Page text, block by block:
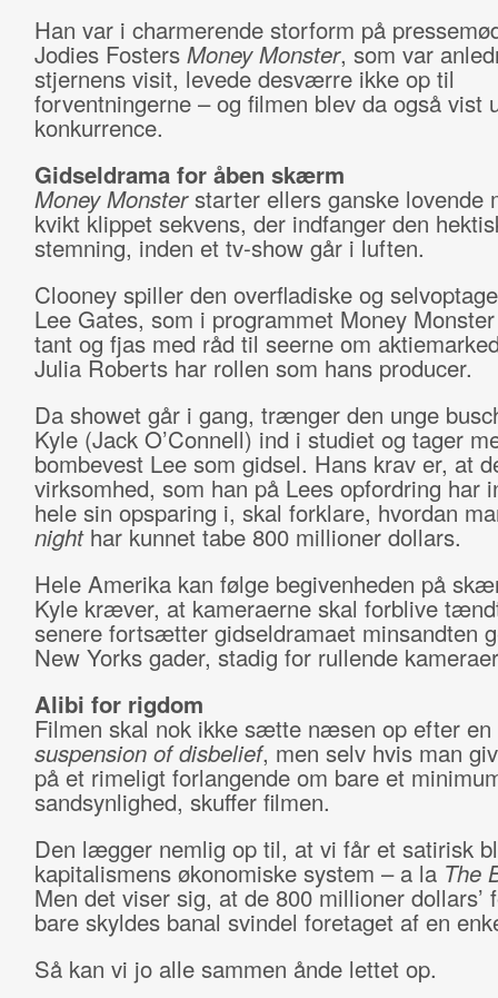
Han var i charmerende storform på
Jodies Fosters Money Monster, som var
stjernens visit, levede desværre ikke op til
forventningerne – og filmen blev da også vist
konkurrence.
Gidseldrama for åben skærm
Money Monsterstarter ellers ganske lovende
kvikt klippet sekvens, der indfanger den
stemning, inden et tv-show går i luften.
Clooney spiller den overfladiske og
Lee Gates, som i programmet Money
tant og fjas med råd til seerne om
Julia Roberts har rollen som hans producer.
Da showet går i gang, trænger den unge
Kyle (Jack O’Connell) ind i studiet og tager
bombevest Lee som gidsel. Hans krav er, at
virksomhed, som han på Lees opfordring har
hele sin opsparing i, skal forklare, hvordan
nighthar kunnet tabe 800 millioner dollars.
Hele Amerika kan følge begivenheden på
Kyle kræver, at kameraerne skal forblive
senere fortsætter gidseldramaet minsandten
New Yorks gader, stadig for rullende
Alibi for rigdom
Filmen skal nok ikke sætte næsen op efter en
suspension of disbelief, men selv hvis man
på et rimeligt forlangende om bare et
sandsynlighed, skuffer filmen.
Den lægger nemlig op til, at vi får et satirisk
kapitalismens økonomiske system – a la The
Men det viser sig, at de 800 millioner dollars’
bare skyldes banal svindel foretaget af en
Så kan vi jo alle sammen ånde lettet op.